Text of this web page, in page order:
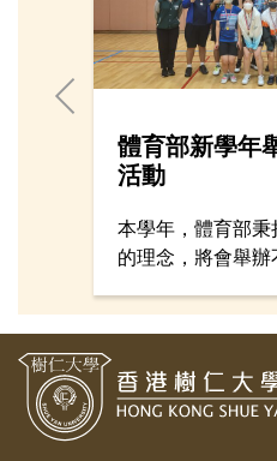
體育部新學年
活動
本學年，體育部秉
的理念，將會舉
的樂趣。此外，
專賽事奪取佳績。